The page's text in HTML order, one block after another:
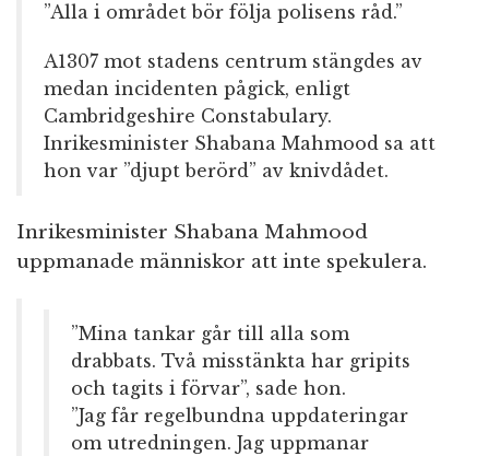
”Alla i området bör följa polisens råd.”
A1307 mot stadens centrum stängdes av
medan incidenten pågick, enligt
Cambridgeshire Constabulary.
Inrikesminister Shabana Mahmood sa att
hon var ”djupt berörd” av knivdådet.
Inrikesminister Shabana Mahmood
uppmanade människor att inte spekulera.
”Mina tankar går till alla som
drabbats. Två misstänkta har gripits
och tagits i förvar”, sade hon.
”Jag får regelbundna uppdateringar
om utredningen. Jag uppmanar